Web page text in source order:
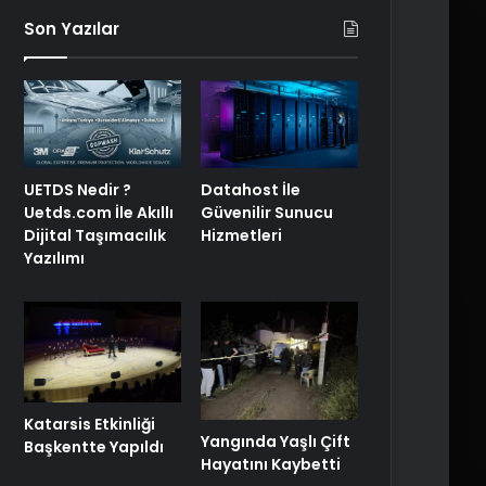
Son Yazılar
UETDS Nedir ?
Uetds.com İle Akıllı
Dijital Taşımacılık
Yazılımı
Datahost İle
Güvenilir Sunucu
Hizmetleri
Katarsis Etkinliği
Başkentte Yapıldı
Yangında Yaşlı Çift
Hayatını Kaybetti